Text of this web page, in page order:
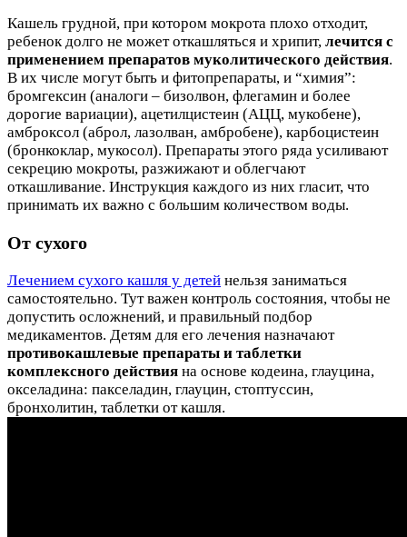
Кашель грудной, при котором мокрота плохо отходит,
ребенок долго не может откашляться и хрипит, лечится с
применением препаратов муколитического действия.
В их числе могут быть и фитопрепараты, и “химия”:
бромгексин (аналоги – бизолвон, флегамин и более
дорогие вариации), ацетилцистеин (АЦЦ, мукобене),
амброксол (аброл, лазолван, амбробене), карбоцистеин
(бронкоклар, мукосол). Препараты этого ряда усиливают
секрецию мокроты, разжижают и облегчают
откашливание. Инструкция каждого из них гласит, что
принимать их важно с большим количеством воды.
От сухого
Лечением сухого кашля у детей нельзя заниматься
самостоятельно. Тут важен контроль состояния, чтобы не
допустить осложнений, и правильный подбор
медикаментов. Детям для его лечения назначают
противокашлевые препараты и таблетки
комплексного действия на основе кодеина, глауцина,
окселадина: пакселадин, глауцин, стоптуссин,
бронхолитин, таблетки от кашля.